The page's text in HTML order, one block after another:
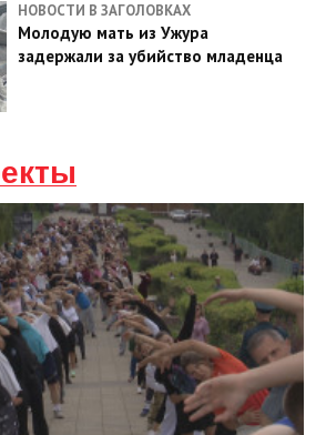
НОВОСТИ В ЗАГОЛОВКАХ
Молодую мать из Ужура
задержали за убийство младенца